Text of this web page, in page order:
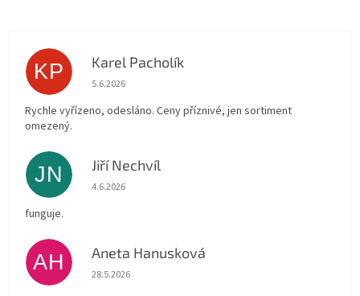
KP Karel Pacholík
Hodnocení obchodu je 4 z 5 hvězdiček.
5.6.2026
Rychle vyřízeno, odesláno. Ceny příznivé, jen sortiment
omezený.
JN Jiří Nechvíl
Hodnocení obchodu je 5 z 5 hvězdiček.
4.6.2026
funguje.
AH Aneta Hanusková
Hodnocení obchodu je 5 z 5 hvězdiček.
28.5.2026